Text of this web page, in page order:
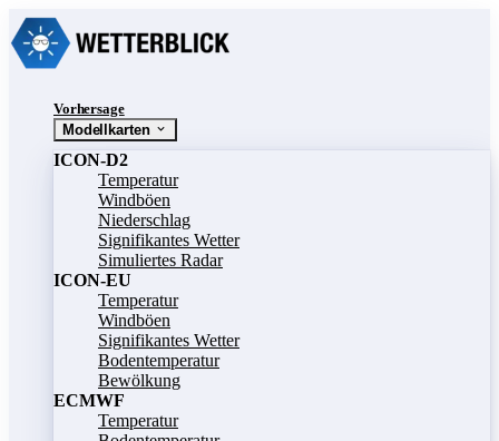
Vorhersage
Modellkarten
ICON-D2
Temperatur
Windböen
Niederschlag
Signifikantes Wetter
Simuliertes Radar
ICON-EU
Temperatur
Windböen
Signifikantes Wetter
Bodentemperatur
Bewölkung
ECMWF
Temperatur